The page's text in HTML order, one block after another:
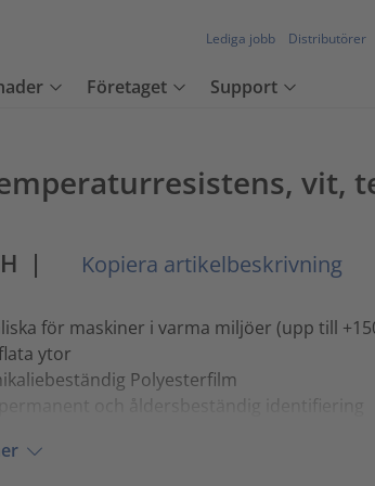
Lediga jobb Distributörer
Företaget Support
vit,
| Kopiera artikelbeskrivning
för maskiner i varma miljöer (upp till
ytor
Polyesterfilm
och åldersbeständig identifiering